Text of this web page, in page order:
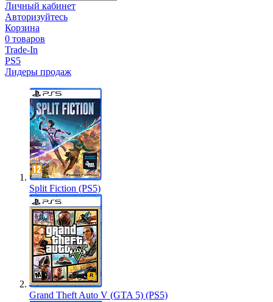
Личный кабинет
Авторизуйтесь
Корзина
0 товаров
Trade-In
PS5
Лидеры продаж
Split Fiction (PS5)
Grand Theft Auto V (GTA 5) (PS5)